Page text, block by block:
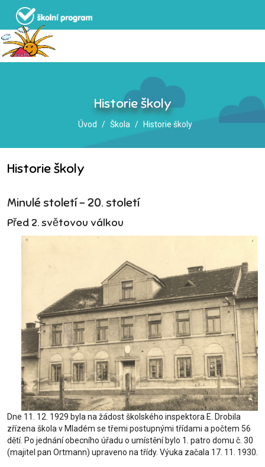
Historie školy
Úvod Škola Historie školy
Historie školy
Minulé století – 20. století
Před 2. světovou válkou
Dne 11. 12. 1929 byla na žádost školského inspektora E. Drobila
zřízena škola v Mladém se třemi postupnými třídami a počtem 56
dětí. Po jednání obecního úřadu o umístění bylo 1. patro domu č. 30
(majitel pan Ortmann) upraveno na třídy. Výuka začala 17. 11. 1930.